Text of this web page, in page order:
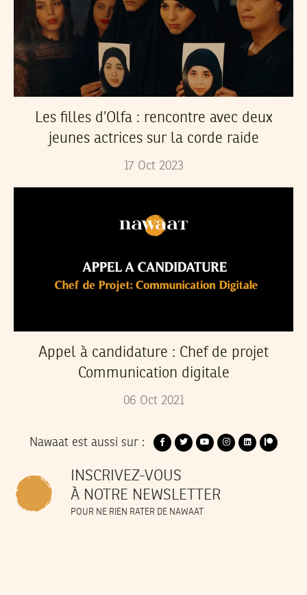
Les filles d’Olfa : rencontre avec deux
jeunes actrices sur la corde raide
17 Oct 2023
Appel à candidature : Chef de projet
Communication digitale
06 Oct 2021
Nawaat est aussi sur :
INSCRIVEZ-VOUS
À NOTRE NEWSLETTER
POUR NE RIEN RATER DE NAWAAT